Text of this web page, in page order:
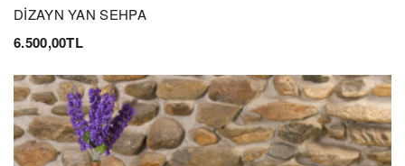
DİZAYN YAN SEHPA
6.500,00TL